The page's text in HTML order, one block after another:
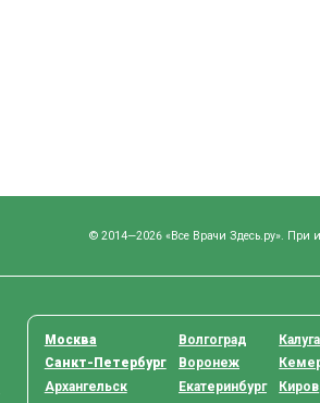
© 2014—2026 «Все Врачи Здесь.ру». При
Москва
Санкт-Петербург
Архангельск
Волгоград
Воронеж
Екатеринбург
Калуга
Киров